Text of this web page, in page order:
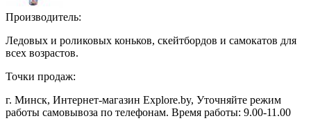
Производитель:
Ледовых и роликовых коньков, скейтбордов и самокатов для
всех возрастов.
Точки продаж:
г. Минск, Интернет-магазин Explore.by, Уточняйте режим
работы самовывоза по телефонам. Время работы: 9.00-11.00